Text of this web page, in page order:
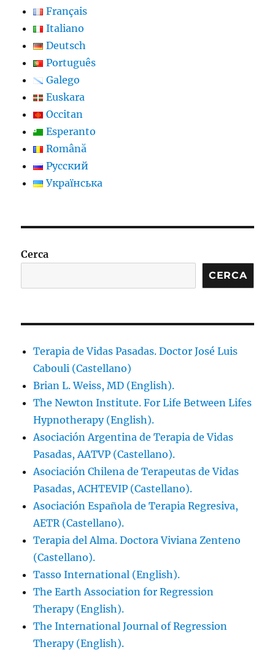
Français
Italiano
Deutsch
Português
Galego
Euskara
Occitan
Esperanto
Română
Русский
Українська
Cerca
CERCA
Terapia de Vidas Pasadas. Doctor José Luis
Cabouli (Castellano)
Brian L. Weiss, MD (English).
The Newton Institute. For Life Between Lifes
Hypnotherapy (English).
Asociación Argentina de Terapia de Vidas
Pasadas, AATVP (Castellano).
Asociación Chilena de Terapeutas de Vidas
Pasadas, ACHTEVIP (Castellano).
Asociación Española de Terapia Regresiva,
AETR (Castellano).
Terapia del Alma. Doctora Viviana Zenteno
(Castellano).
Tasso International (English).
The Earth Association for Regression
Therapy (English).
The International Journal of Regression
Therapy (English).